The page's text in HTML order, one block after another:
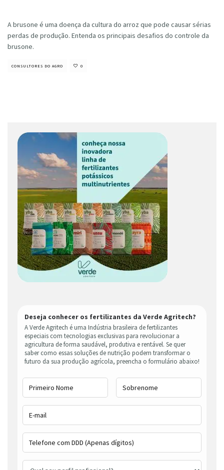
A brusone é uma doença da cultura do arroz que pode causar sérias
perdas de produção. Entenda os principais desafios do controle da
brusone.
CONSULTORES DO AGRO 0
Deseja conhecer os fertilizantes da Verde Agritech?
A Verde Agritech é uma Indústria brasileira de fertilizantes
especiais com tecnologias exclusivas para revolucionar a
agricultura de forma saudável, produtiva e rentável. Se quer
saber como essas soluções de nutrição podem transformar o
futuro da sua produção agrícola, preencha o formulário abaixo!